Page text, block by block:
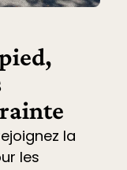
la
les